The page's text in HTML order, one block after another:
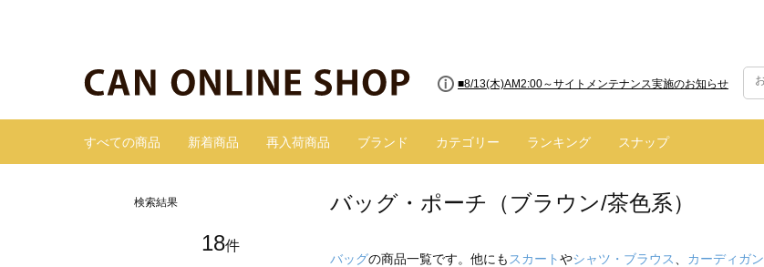
■8/13(木)AM2:00～サイトメンテナンス実施のお知らせ
■【お知らせ】ヤマト運輸の配送遅延・停止について
すべての商品 新着商品 再入荷商品 ブランド カテゴリー ランキング スナップ
検索結果
18件
バッグ・ポーチ（ブラウン/茶色系）
バッグの商品一覧です。他にも スカートやシャツ・ブラウス カーディガン